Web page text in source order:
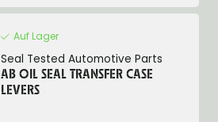
Auf Lager
Seal Tested Automotive Parts
AB OIL SEAL TRANSFER CASE
LEVERS